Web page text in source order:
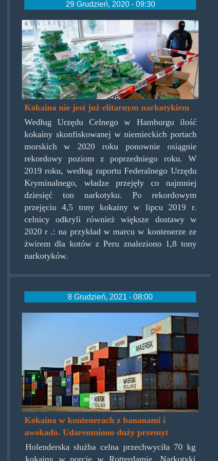
29 Grudzień, 2020 - 09:30
kokainkonsum-
nimmt-
weiter-
zu.jpg
Kokaina nie jest już elitarnym narkotykiem
Według Urzędu Celnego w Hamburgu ilość
kokainy skonfiskowanej w niemieckich portach
morskich w 2020 roku ponownie osiągnie
rekordowy poziom z poprzedniego roku. W
2019 roku, według raportu Federalnego Urzędu
Kryminalnego, władze przejęły co najmniej
dziesięć ton narkotyku. Po rekordowym
przejęciu 4,5 tony kokainy w lipcu 2019 r.
celnicy odkryli również większe dostawy w
2020 r .: na przykład w marcu w kontenerze ze
żwirem dla kotów z Peru znaleziono 1,8 tony
narkotyków.
8 Grudzień, 2021 - 08:00
przyplynely-
ameryki-
poludniowej-
fot-
pexels.jpg
Kokaina w kontenerach z bananami i
awokado. Udaremniono duży przemyt
Holenderska służba celna przechwyciła 70 kg